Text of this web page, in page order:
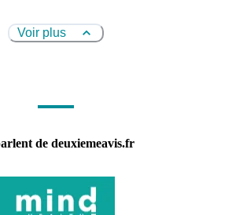
Voir plus
de deuxiemeavis.fr